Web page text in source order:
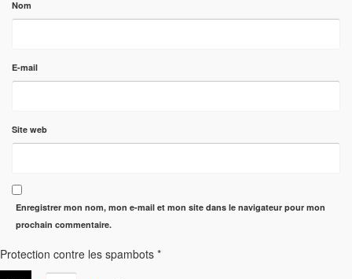
Nom
E-mail
Site web
Enregistrer mon nom, mon e-mail et mon site dans le navigateur pour mon
prochain commentaire.
Protection contre les spambots *